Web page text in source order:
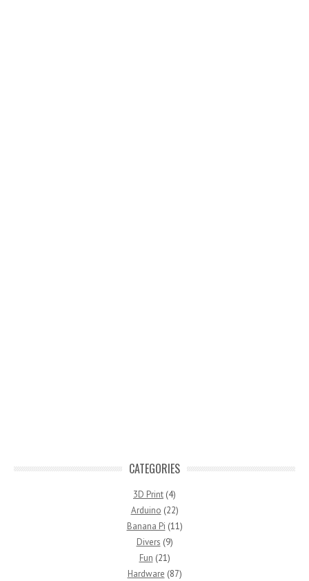
CATEGORIES
3D Print (4)
Arduino (22)
Banana Pi (11)
Divers (9)
Fun (21)
Hardware (87)